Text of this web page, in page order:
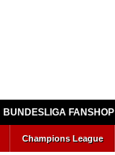
BUNDESLIGA FANSHOP
Champions League